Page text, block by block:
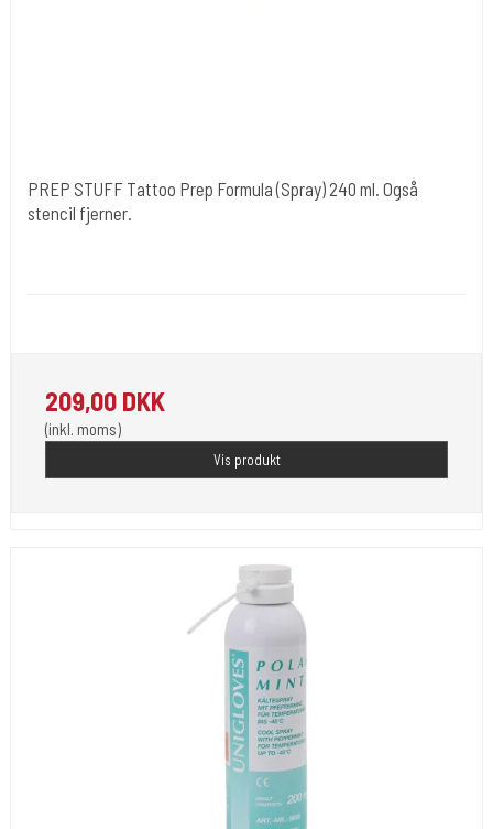
PREP STUFF Tattoo Prep Formula (Spray) 240 ml. Også
stencil fjerner.
209,00 DKK
(inkl. moms)
Vis produkt